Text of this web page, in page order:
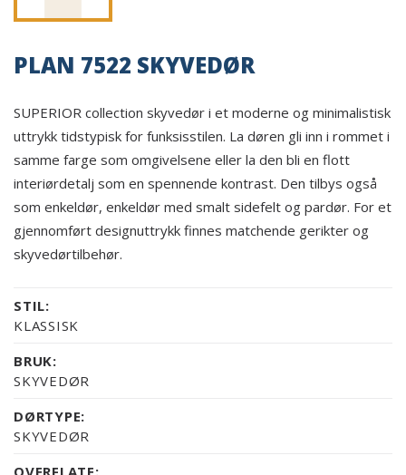
PLAN 7522 SKYVEDØR
SUPERIOR collection skyvedør i et moderne og minimalistisk
uttrykk tidstypisk for funksisstilen. La døren gli inn i rommet i
samme farge som omgivelsene eller la den bli en flott
interiørdetalj som en spennende kontrast. Den tilbys også
som enkeldør, enkeldør med smalt sidefelt og pardør. For et
gjennomført designuttrykk finnes matchende gerikter og
skyvedørtilbehør.
STIL:
KLASSISK
BRUK:
SKYVEDØR
DØRTYPE:
SKYVEDØR
OVERFLATE: